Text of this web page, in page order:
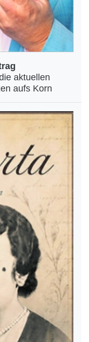
aktuellen
aufs Korn